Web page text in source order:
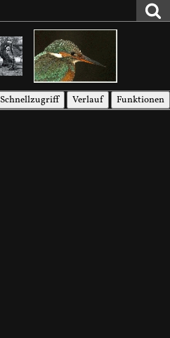
Schnellzugriff Verlauf Funktionen